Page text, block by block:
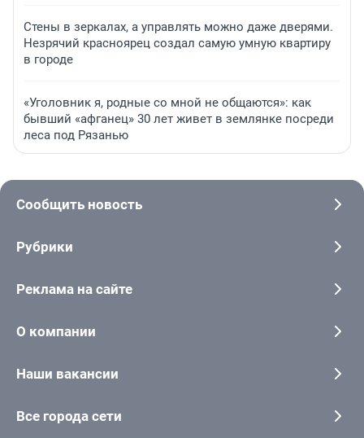
Стены в зеркалах, а управлять можно даже дверями.
Незрячий красноярец создал самую умную квартиру
в городе
«Уголовник я, родные со мной не общаются»: как
бывший «афганец» 30 лет живет в землянке посреди
леса под Рязанью
Сообщить новость
Рубрики
Реклама на сайте
О компании
Наши вакансии
Все города сети